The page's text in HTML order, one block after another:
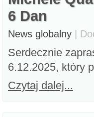
6 Dan
News globalny |
Serdecznie
6.12.2025, który
Czytaj dalej...